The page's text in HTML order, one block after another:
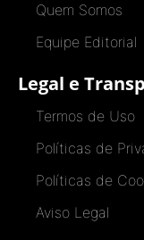
Quem Somos
Equipe Editorial
Legal e
Termos de Uso
Políticas de
Políticas de
Aviso Legal